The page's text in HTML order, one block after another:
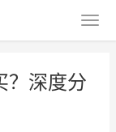
？深度分